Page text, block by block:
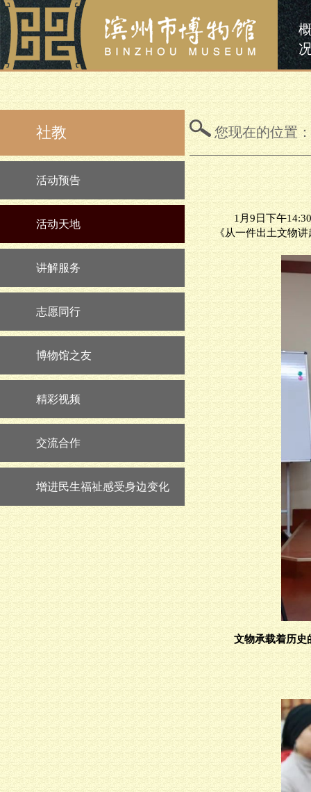
社教
活动预告
活动天地
讲解服务
志愿同行
博物馆之友
精彩视频
交流合作
增进民生福祉感受身边变化
您现在的位置：
1 月 9日下午14:30
《从一件出土文物
文物承载着历史